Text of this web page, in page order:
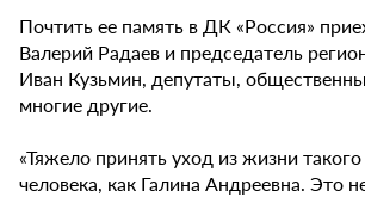
Почтить ее память в ДК «Россия»
Валерий Радаев и председатель
Иван Кузьмин, депутаты,
многие другие.
«Тяжело принять уход из жизни такого
человека, как Галина Андреевна. Это